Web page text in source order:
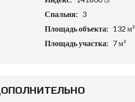
Спальня: 3
Площадь объекта: 132 м²
Площадь участка: 7 м²